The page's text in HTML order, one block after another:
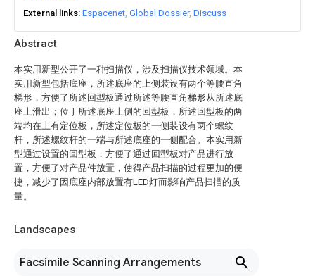
Abstract
本实用新型公开了一种扫描仪，涉及扫描仪技术领域。本
实用新型包括底座，所述底座的上侧装设有两个等腰直角
梯形，方便了所述回型板通过所述等腰直角梯形从所述底
座上滑出；位于所述底座上侧的回型板，所述回型板的两
端均在上有定位板，所述定位板的一侧装设有两个螺纹
杆，所述螺纹杆的一端与所述底座的一侧配合。本实用新
型通过设置的回型板，方便了通过回型板对产品进行放
置，方便了对产品件放置，使得产品扫描的过程更加的便
捷，减少了因底座内部放置有LED灯而影响产品扫描的质
量。
Landscapes
Facsimile Scanning Arrangements
External links Espacenet Global Dossier Discuss